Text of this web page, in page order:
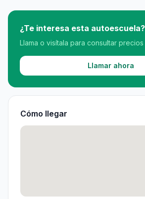
¿Te interesa esta autoescuela?
Llama o visítala para consultar
Llamar ahora
Cómo llegar